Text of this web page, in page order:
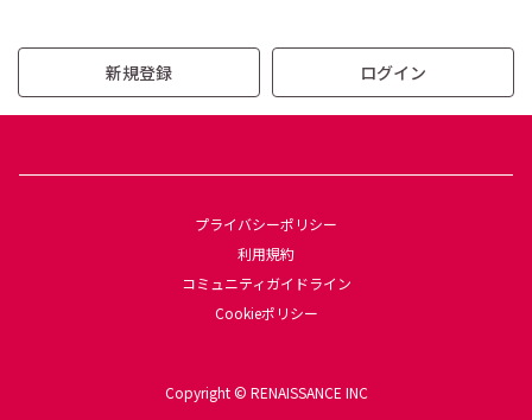
新規登録 ログイン
プライバシーポリシー
利用規約
コミュニティガイドライン
Cookieポリシー
Copyright © RENAISSANCE INC